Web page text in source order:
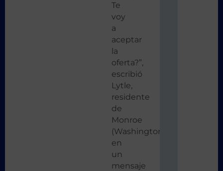
Te
voy
a
aceptar
la
oferta?”,
escribió
Lytle,
residente
de
Monroe
(Washington),
en
un
mensaje